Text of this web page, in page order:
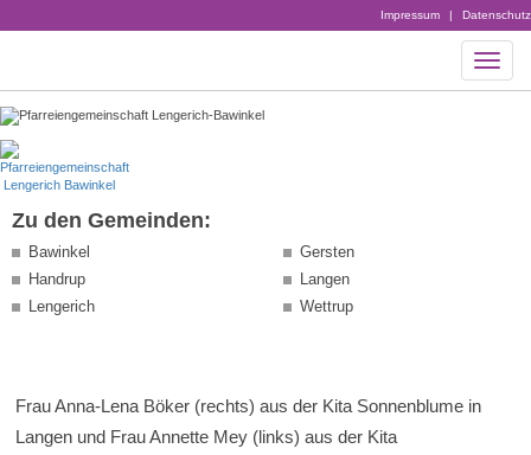
Impressum | Datenschutz
Zu den Gemeinden:
Bawinkel
Gersten
Handrup
Langen
Lengerich
Wettrup
Frau Anna-Lena Böker (rechts) aus der Kita Sonnenblume in
Langen und Frau Annette Mey (links) aus der Kita